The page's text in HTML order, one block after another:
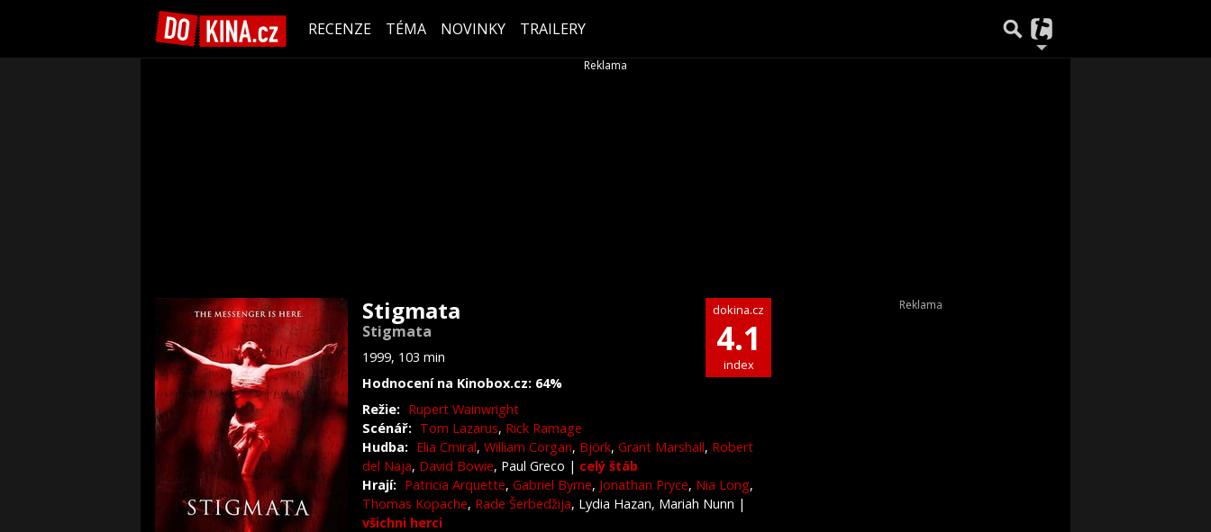
RECENZE TÉMA NOVINKY TRAILERY
Stigmata
Stigmata
1999, 103 min
Hodnocení na Kinobox.cz: 64%
dokina.cz
4.1
index
Režie: Rupert Wainwright
Scénář: Tom Lazarus, Rick Ramage
Hudba: Elia Cmiral, William Corgan, Björk, Grant Marshall, Robert
del Naja, David Bowie, Paul Greco | celý štáb
Hrají: Patricia Arquette, Gabriel Byrne, Jonathan Pryce, Nia Long,
Thomas Kopache, Rade Šerbedžija, Lydia Hazan, Mariah Nunn |
všichni herci